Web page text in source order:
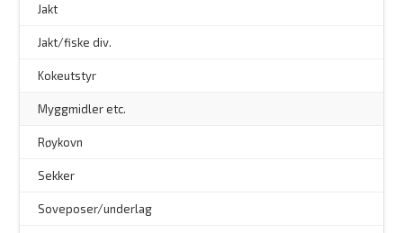
Jakt
Jakt/fiske div.
Kokeutstyr
Myggmidler etc.
Røykovn
Sekker
Soveposer/underlag